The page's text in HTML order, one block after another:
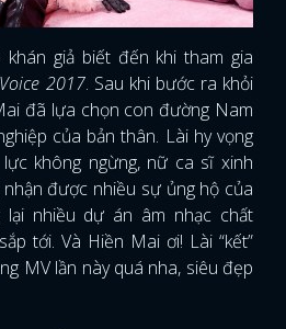
giả biết đến khi tham gia
2017. Sau khi bước ra khỏi
đã lựa chọn con đường Nam
của bản thân. Lài hy vọng
không ngừng, nữ ca sĩ xinh
được nhiều sự ủng hộ của
lại nhiều dự án âm nhạc chất
tới. Và Hiền Mai ơi! Lài “kết”
MV lần này quá nha, siêu đẹp